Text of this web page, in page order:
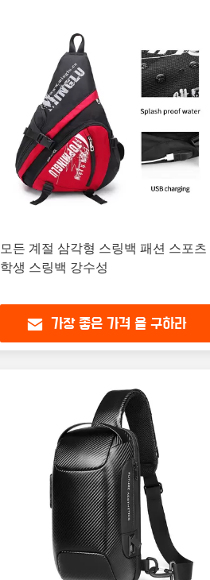
모든 계절 삼각형 스링백 패션 스포츠
학생 스링백 강수성
가장 좋은 가격 을 구하라